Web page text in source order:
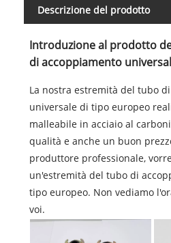
Descrizione del prodotto
Introduzione al prodotto
di accoppiamento
La nostra estremità del tubo
universale di tipo europeo
malleabile in acciaio al
qualità e anche un buon
produttore professionale,
un'estremità del tubo di
tipo europeo. Non vediamo
voi.